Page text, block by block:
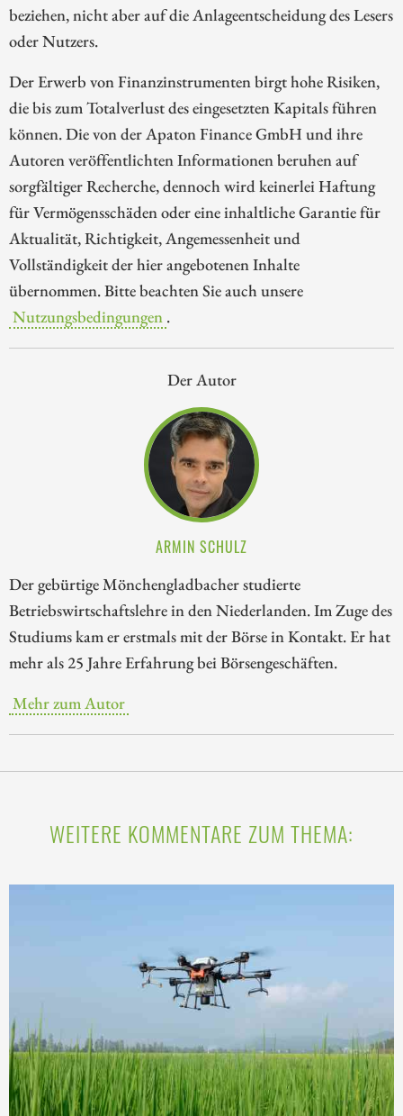
beziehen, nicht aber auf die Anlageentscheidung des Lesers
oder Nutzers.
Der Erwerb von Finanzinstrumenten birgt hohe Risiken,
die bis zum Totalverlust des eingesetzten Kapitals führen
können. Die von der Apaton Finance GmbH und ihre
Autoren veröffentlichten Informationen beruhen auf
sorgfältiger Recherche, dennoch wird keinerlei Haftung
für Vermögensschäden oder eine inhaltliche Garantie für
Aktualität, Richtigkeit, Angemessenheit und
Vollständigkeit der hier angebotenen Inhalte
übernommen. Bitte beachten Sie auch unsere
Nutzungsbedingungen .
Der Autor
ARMIN SCHULZ
Der gebürtige Mönchengladbacher studierte
Betriebswirtschaftslehre in den Niederlanden. Im Zuge des
Studiums kam er erstmals mit der Börse in Kontakt. Er hat
mehr als 25 Jahre Erfahrung bei Börsengeschäften.
Mehr zum Autor
WEITERE KOMMENTARE ZUM THEMA: